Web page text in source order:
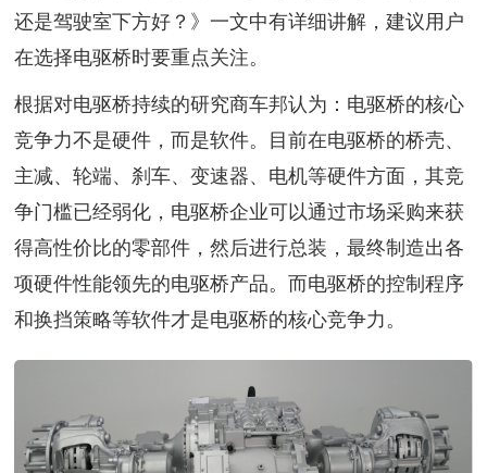
还是驾驶室下方好？》一文中有详细讲解，建议用户
在选择电驱桥时要重点关注。
根据对电驱桥持续的研究商车邦认为：电驱桥的核心
竞争力不是硬件，而是软件。目前在电驱桥的桥壳、
主减、轮端、刹车、变速器、电机等硬件方面，其竞
争门槛已经弱化，电驱桥企业可以通过市场采购来获
得高性价比的零部件，然后进行总装，最终制造出各
项硬件性能领先的电驱桥产品。而电驱桥的控制程序
和换挡策略等软件才是电驱桥的核心竞争力。